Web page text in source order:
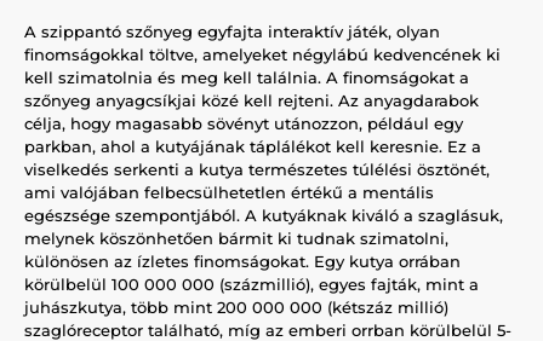
A szippantó szőnyeg egyfajta interaktív játék, olyan
finomságokkal töltve, amelyeket négylábú kedvencének ki
kell szimatolnia és meg kell találnia. A finomságokat a
szőnyeg anyagcsíkjai közé kell rejteni. Az anyagdarabok
célja, hogy magasabb sövényt utánozzon, például egy
parkban, ahol a kutyájának táplálékot kell keresnie. Ez a
viselkedés serkenti a kutya természetes túlélési ösztönét,
ami valójában felbecsülhetetlen értékű a mentális
egészsége szempontjából. A kutyáknak kiváló a szaglásuk,
melynek köszönhetően bármit ki tudnak szimatolni,
különösen az ízletes finomságokat. Egy kutya orrában
körülbelül 100 000 000 (százmillió), egyes fajták, mint a
juhászkutya, több mint 200 000 000 (kétszáz millió)
szaglóreceptor található, míg az emberi orrban körülbelül 5-